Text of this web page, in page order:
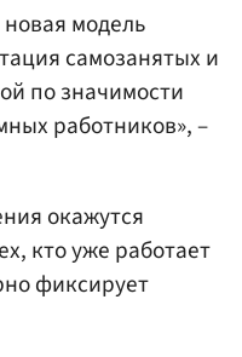
модель
самозанятых и
по значимости
работников», –
окажутся
кто уже работает
фиксирует